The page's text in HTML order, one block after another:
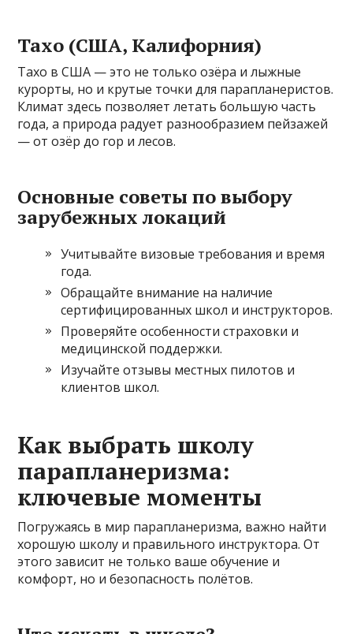
Тахо (США, Калифорния)
Тахо в США — это не только озёра и лыжные
курорты, но и крутые точки для парапланеристов.
Климат здесь позволяет летать большую часть
года, а природа радует разнообразием пейзажей
— от озёр до гор и лесов.
Основные советы по выбору
зарубежных локаций
Учитывайте визовые требования и время
года.
Обращайте внимание на наличие
сертифицированных школ и инструкторов.
Проверяйте особенности страховки и
медицинской поддержки.
Изучайте отзывы местных пилотов и
клиентов школ.
Как выбрать школу
парапланеризма:
ключевые моменты
Погружаясь в мир парапланеризма, важно найти
хорошую школу и правильного инструктора. От
этого зависит не только ваше обучение и
комфорт, но и безопасность полётов.